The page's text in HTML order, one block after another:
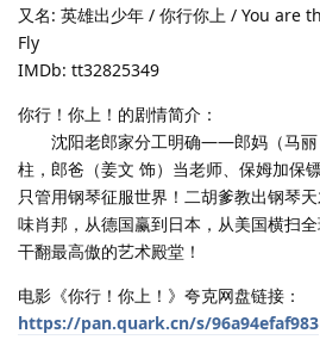
又名: 英雄出少年 / 你行你上 / You are
Fly
IMDb: tt32825349
你行！你上！的剧情简介：
沈阳老郎家分工明确——郎妈（马丽
柱，郎爸（姜文 饰）当老师、保姆加保
只管用钢琴征服世界！二胡爹教出钢琴
味肖邦，从德国赢到日本，从美国横扫
干翻最高傲的艺术殿堂！
电影《你行！你上！》夸克网盘链接：
https://pan.quark.cn/s/96a94efaf983